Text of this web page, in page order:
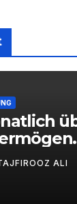
mit
2026
ALI